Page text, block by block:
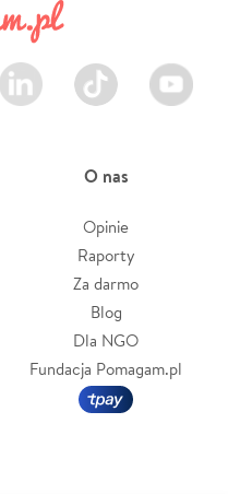
LinkedIn TikTok Youtube
O nas
Opinie
Raporty
Za darmo
Blog
Dla NGO
Fundacja Pomagam.pl